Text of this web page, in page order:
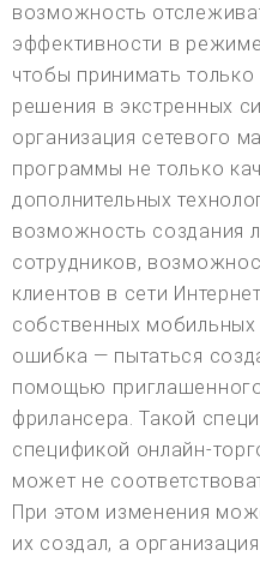
возможность
эффективности в
чтобы принимать
решения в экстренных
организация сетевого
программы не только
дополнительных
возможность создания
сотрудников,
клиентов в сети
собственных
ошибка — пытаться
помощью
фрилансера. Такой
спецификой онлайн-
может не
При этом изменения
их создал, а